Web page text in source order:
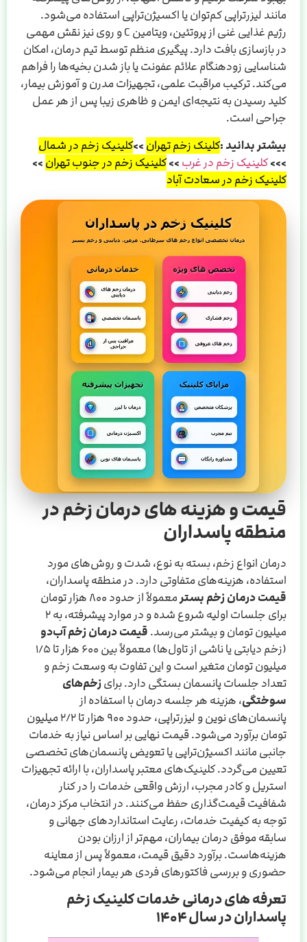
مانند لیزرتراپی کم‌توان یا اکسیژن‌تراپی استفاده می‌شود.
رژیم غذایی غنی از پروتئین، ویتامین C و روی نیز نقش مهمی
در بازسازی بافت دارد. پیگیری منظم توسط تیم درمان، امکان
شناسایی زودهنگام علائم عفونت یا باز شدن بخیه‌ها را فراهم
می‌کند. ترکیب مراقبت علمی، تجهیزات مدرن و آموزش بیمار،
کلید رسیدن به نتیجه‌ای ایمن و ظاهری زیبا پس از هر عمل
جراحی است.
بیشتر بدانید :کلینک زخم تهران >>کلینیک زخم در شمال
>>>کلینیک زخم در غرب >>کلینیک زخم در جنوب تهران >>
کلینیک زخم در سعادت آباد
قیمت و هزینه های درمان زخم در
منطقه پاسداران
درمان انواع زخم، بسته به نوع، شدت و روش‌های مورد
استفاده، هزینه‌های متفاوتی دارد. در منطقه پاسداران،
قیمت درمان زخم بستر
معمولاً از حدود ۸۰۰ هزار تومان
برای جلسات اولیه شروع شده و در موارد پیشرفته، به ۲
میلیون تومان و بیشتر می‌رسد. قیمت درمان زخم آب‌دو
(زخم دیابتی یا ناشی از تاول‌ها) معمولاً بین ۶۰۰ هزار تا ۱/۵
میلیون تومان متغیر است و این تفاوت به وسعت زخم و
تعداد جلسات پانسمان بستگی دارد. برای زخم‌های
سوختگی، هزینه هر جلسه درمان با استفاده از
پانسمان‌های نوین و لیزرتراپی، حدود ۹۰۰ هزار تا ۲/۲ میلیون
تومان برآورد می‌شود. قیمت نهایی بر اساس نیاز به خدمات
جانبی مانند اکسیژن‌تراپی یا تعویض پانسمان‌های تخصصی
تعیین می‌گردد. کلینیک‌های معتبر پاسداران، با ارائه تجهیزات
استریل و کادر مجرب، ارزش واقعی خدمات را در کنار
شفافیت قیمت‌گذاری حفظ می‌کنند. در انتخاب مرکز درمان،
توجه به کیفیت خدمات، رعایت استانداردهای جهانی و
سابقه موفق درمان بیماران، مهم‌تر از ارزان بودن
هزینه‌هاست. برآورد دقیق قیمت، معمولاً پس از معاینه
حضوری و بررسی فاکتورهای فردی هر بیمار انجام می‌شود.
تعرفه های درمانی خدمات کلینیک زخم
پاسداران در سال ۱۴۰۴